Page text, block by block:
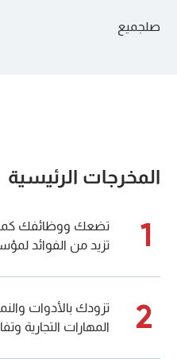
صلجميع
المخرجات الرئيسية
1
تضعك ووظائفك
تزيد من الفوائد
2
تزودك بالأدوات
المهارات التجارية